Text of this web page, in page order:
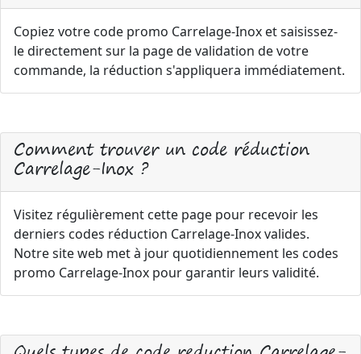
Copiez votre code promo Carrelage-Inox et saisissez-
le directement sur la page de validation de votre
commande, la réduction s'appliquera immédiatement.
Comment trouver un code réduction
Carrelage-Inox ?
Visitez régulièrement cette page pour recevoir les
derniers codes réduction Carrelage-Inox valides.
Notre site web met à jour quotidiennement les codes
promo Carrelage-Inox pour garantir leurs validité.